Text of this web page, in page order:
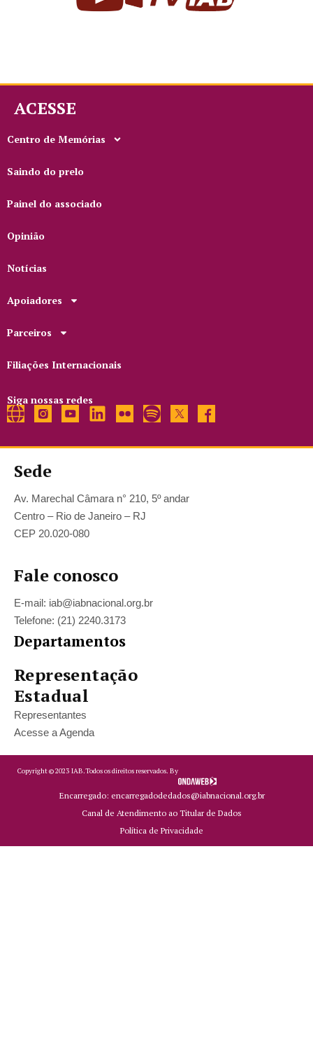
ACESSE
Centro de Memórias
Saindo do prelo
Painel do associado
Opinião
Notícias
Apoiadores
Parceiros
Filiações Internacionais
Siga nossas redes
Sede
Av. Marechal Câmara n° 210, 5º andar
Centro – Rio de Janeiro – RJ
CEP 20.020-080
Fale conosco
E-mail: iab@iabnacional.org.br
Telefone: (21) 2240.3173
Departamentos
Representação
Estadual
Representantes
Acesse a Agenda
Copyright ©2023 IAB.Todos os direitos reservados. By
Encarregado: encarregadodedados@iabnacional.org.br
Canal de Atendimento ao Titular de Dados
Política de Privacidade